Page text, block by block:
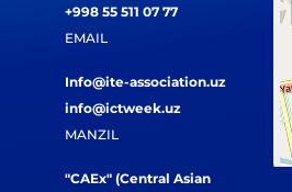
+998 55 511 07 77
EMAIL
Info@ite-association.uz
info@ictweek.uz
MANZIL
"CAEx" (Central Asian